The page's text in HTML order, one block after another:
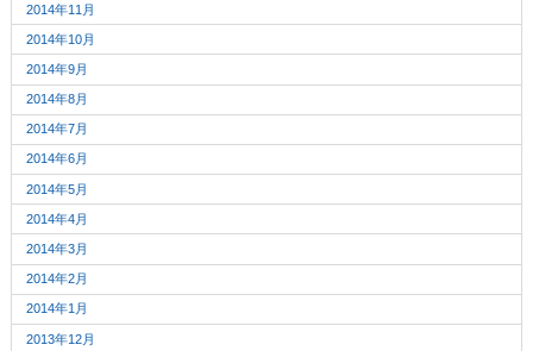
2014年11月
2014年10月
2014年9月
2014年8月
2014年7月
2014年6月
2014年5月
2014年4月
2014年3月
2014年2月
2014年1月
2013年12月